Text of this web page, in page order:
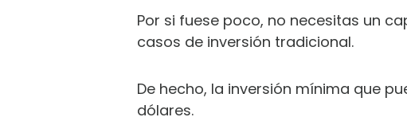
Por si fuese poco, no necesitas un
casos de inversión tradicional.
De hecho, la inversión mínima que
dólares.